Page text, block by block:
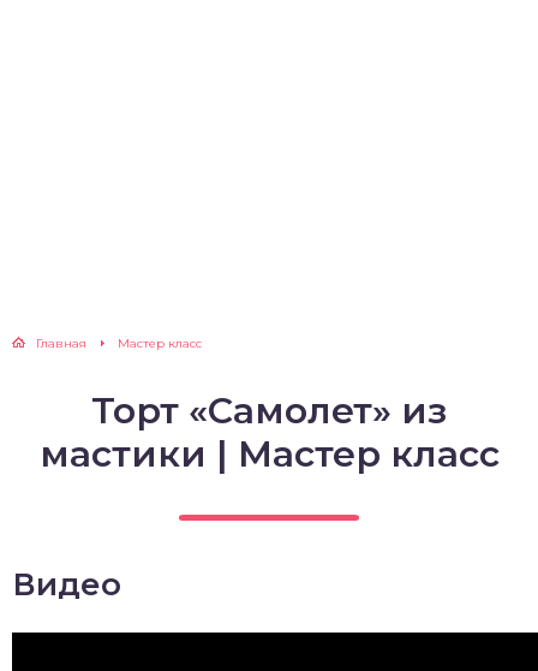
Главная Мастер класс
Торт «Самолет» из
мастики | Мастер класс
Видео